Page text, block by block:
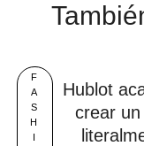
F
A
S
H
I
Hublot
crear un